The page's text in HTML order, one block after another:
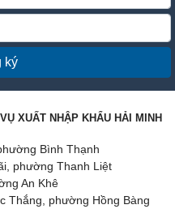
ký
XUẤT NHẬP KHẨU HẢI MINH
Bình Thạnh
phường Thanh Liệt
An Khê
Thắng, phường Hồng Bàng